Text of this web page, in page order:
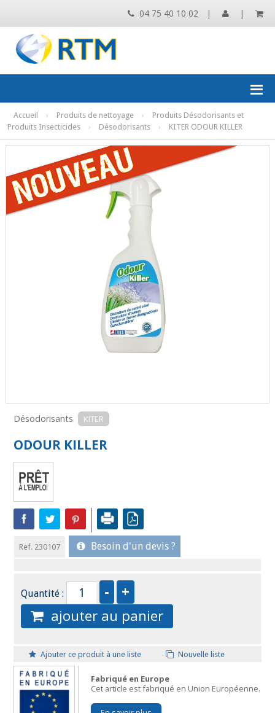
04 75 40 10 02 | |
Accueil › Produits de nettoyage ›
Produits Désodorisants et
Produits Insecticides
› Désodorisants › KITER ODOUR KILLER
Désodorisants KITER
ODOUR KILLER
Ref. 230107 Besoin d'un devis ?
Quantité :
ajouter au panier
Ajouter ce produit à une liste Nouvelle liste
Fabriqué en Europe
Cet article est fabriqué en Union Européenne.